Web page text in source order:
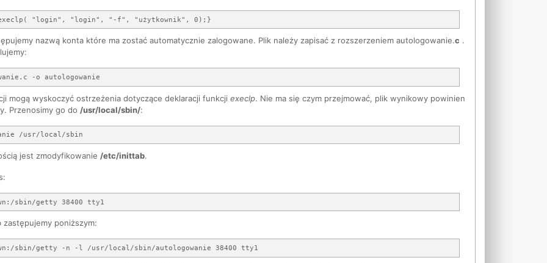
nazwą konta które ma zostać automatycznie zalogowane. Plik należy zapisać z rozszerzeniem autologowanie.c .
mogą wyskoczyć ostrzeżenia dotyczące deklaracji funkcji execlp. Nie ma się czym przejmować, plik wynikowy powinien
Przenosimy go do /usr/local/sbin/:
jest zmodyfikowanie /etc/inittab.
zastępujemy poniższym: